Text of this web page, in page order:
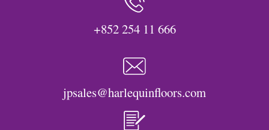
+852 254 11 666
jpsales@harlequinfloors.com